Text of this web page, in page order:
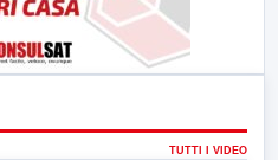
TUTTI I VIDEO